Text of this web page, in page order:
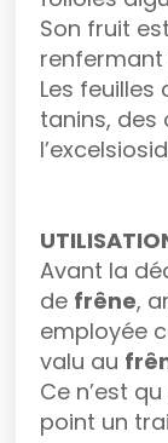
Son fruit
renfermant
Les feuilles
tanins, des
Avant la
de frêne,
employée
valu au
Ce n’est
point un